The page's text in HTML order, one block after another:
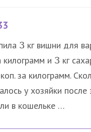
3 кг вишни для
килограмм и 3 кг
коп. за килограмм.
у хозяйки после
в кошельке …